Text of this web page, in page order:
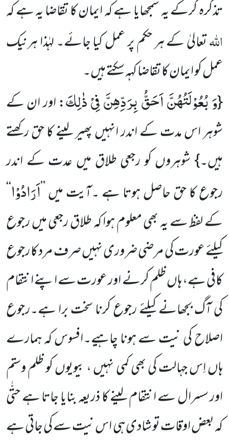
تذکرہ کرکے یہ سمجھایا ہے کہ ایمان کا تقاضا یہ ہے کہ
اللہتعالیٰ کے ہر حکم پر عمل کیا جائے۔ لہٰذا ہرنیک
عمل کو ایمان کا تقاضا کہہ سکتے ہیں۔
{وَ بُعُوْلَتُهُنَّ اَحَقُّ بِرَدِّهِنَّ فِیْ ذٰلِكَ: اور ان کے
شوہر اس مدت کے اندر انہیں پھیر لینے کا حق رکھتے
ہیں۔} شوہروں کو رجعی طلاق میں عدت کے اندر
رجوع کا حق حاصل ہوتا ہے ۔آیت میں ’’اَرَادُوْا‘‘
کے لفظ سے یہ بھی معلوم ہوا کہ طلاق رجعی میں رجوع
کیلئے عورت کی مرضی ضروری نہیں صرف مرد کا رجوع
کافی ہے، ہاں ظلم کرنے اور عورت سے اپنے انتقام
کی آگ بجھانے کیلئے رجوع کرنا سخت برا ہے۔رجوع
اصلاح کی نیت سے ہونا چاہیے۔افسوس کہ ہمارے
ہاں اِس جہالت کی بھی کمی نہیں ، بیویوں کو ظلم وستم
اور سسرال سے انتقام لینے کا ذریعہ بنایا جاتا ہے حتّٰی
کہ بعض اوقات تو شادی ہی اس نیت سے کی جاتی ہے